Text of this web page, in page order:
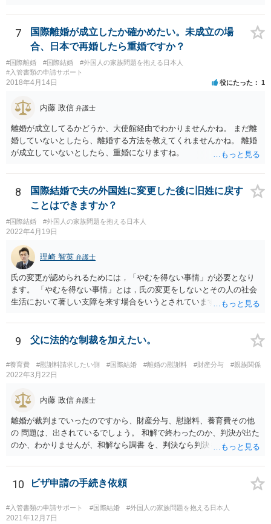
7
国際離婚が成立したか確かめたい。未成立の場
合、日本で再婚したら重婚ですか？
#国際離婚 #国際結婚
#外国人の家族問題を抱える日本人
#入管書類の申請サポート
2018年4月14日 役にたった 1
内藤 政信 弁護士
離婚が成立してるかどうか、大使館経由でわかりませんかね。 まだ離
婚していないとしたら、離婚する方法を教えてくれませんかね。 離婚
が成立していないとしたら、重婚になりますね。
8
国際結婚で夫の外国姓に変更した後に旧姓に戻す
ことはできますか？
#国際結婚 #外国人の家族問題を抱える日本人
2022年4月19日
理崎 智英 弁護士
氏の変更が認められるためには，「やむを得ない事情」が必要となり
ます。 「やむを得ない事情」とは，氏の変更をしないとその人の社会
生活において著しい支障を来す場合をいうとされています。 中国の苗
由は，「やむを得ない事情」には該当しませんので，氏の変更を認め
てもらうことは難しいと思います。
9 父に法的な制裁を加えたい。
#養育費 #慰謝料請求したい側 #国際結婚 #離婚の慰謝料 #財産分与 #親族関係
2022年3月22日
内藤 政信 弁護士
離婚が裁判までいったのですから、財産分与、慰謝料、養育費その他
の 問題は、出されているでしょう。 和解で終わったのか、判決が出た
のか、わかりませんが、和解なら調書 を、判決なら判決を見せてもら
詳しく、双方の主張を 知ることができるでしょう。 疑問のいくつか
は、理解にいたるでしょう。 虐待でもないと、あなたの方から、父親
10 ビザ申請の手続き依頼
#入管書類の申請サポート #国際結婚 #外国人の家族問題を抱える日本人
2021年12月7日